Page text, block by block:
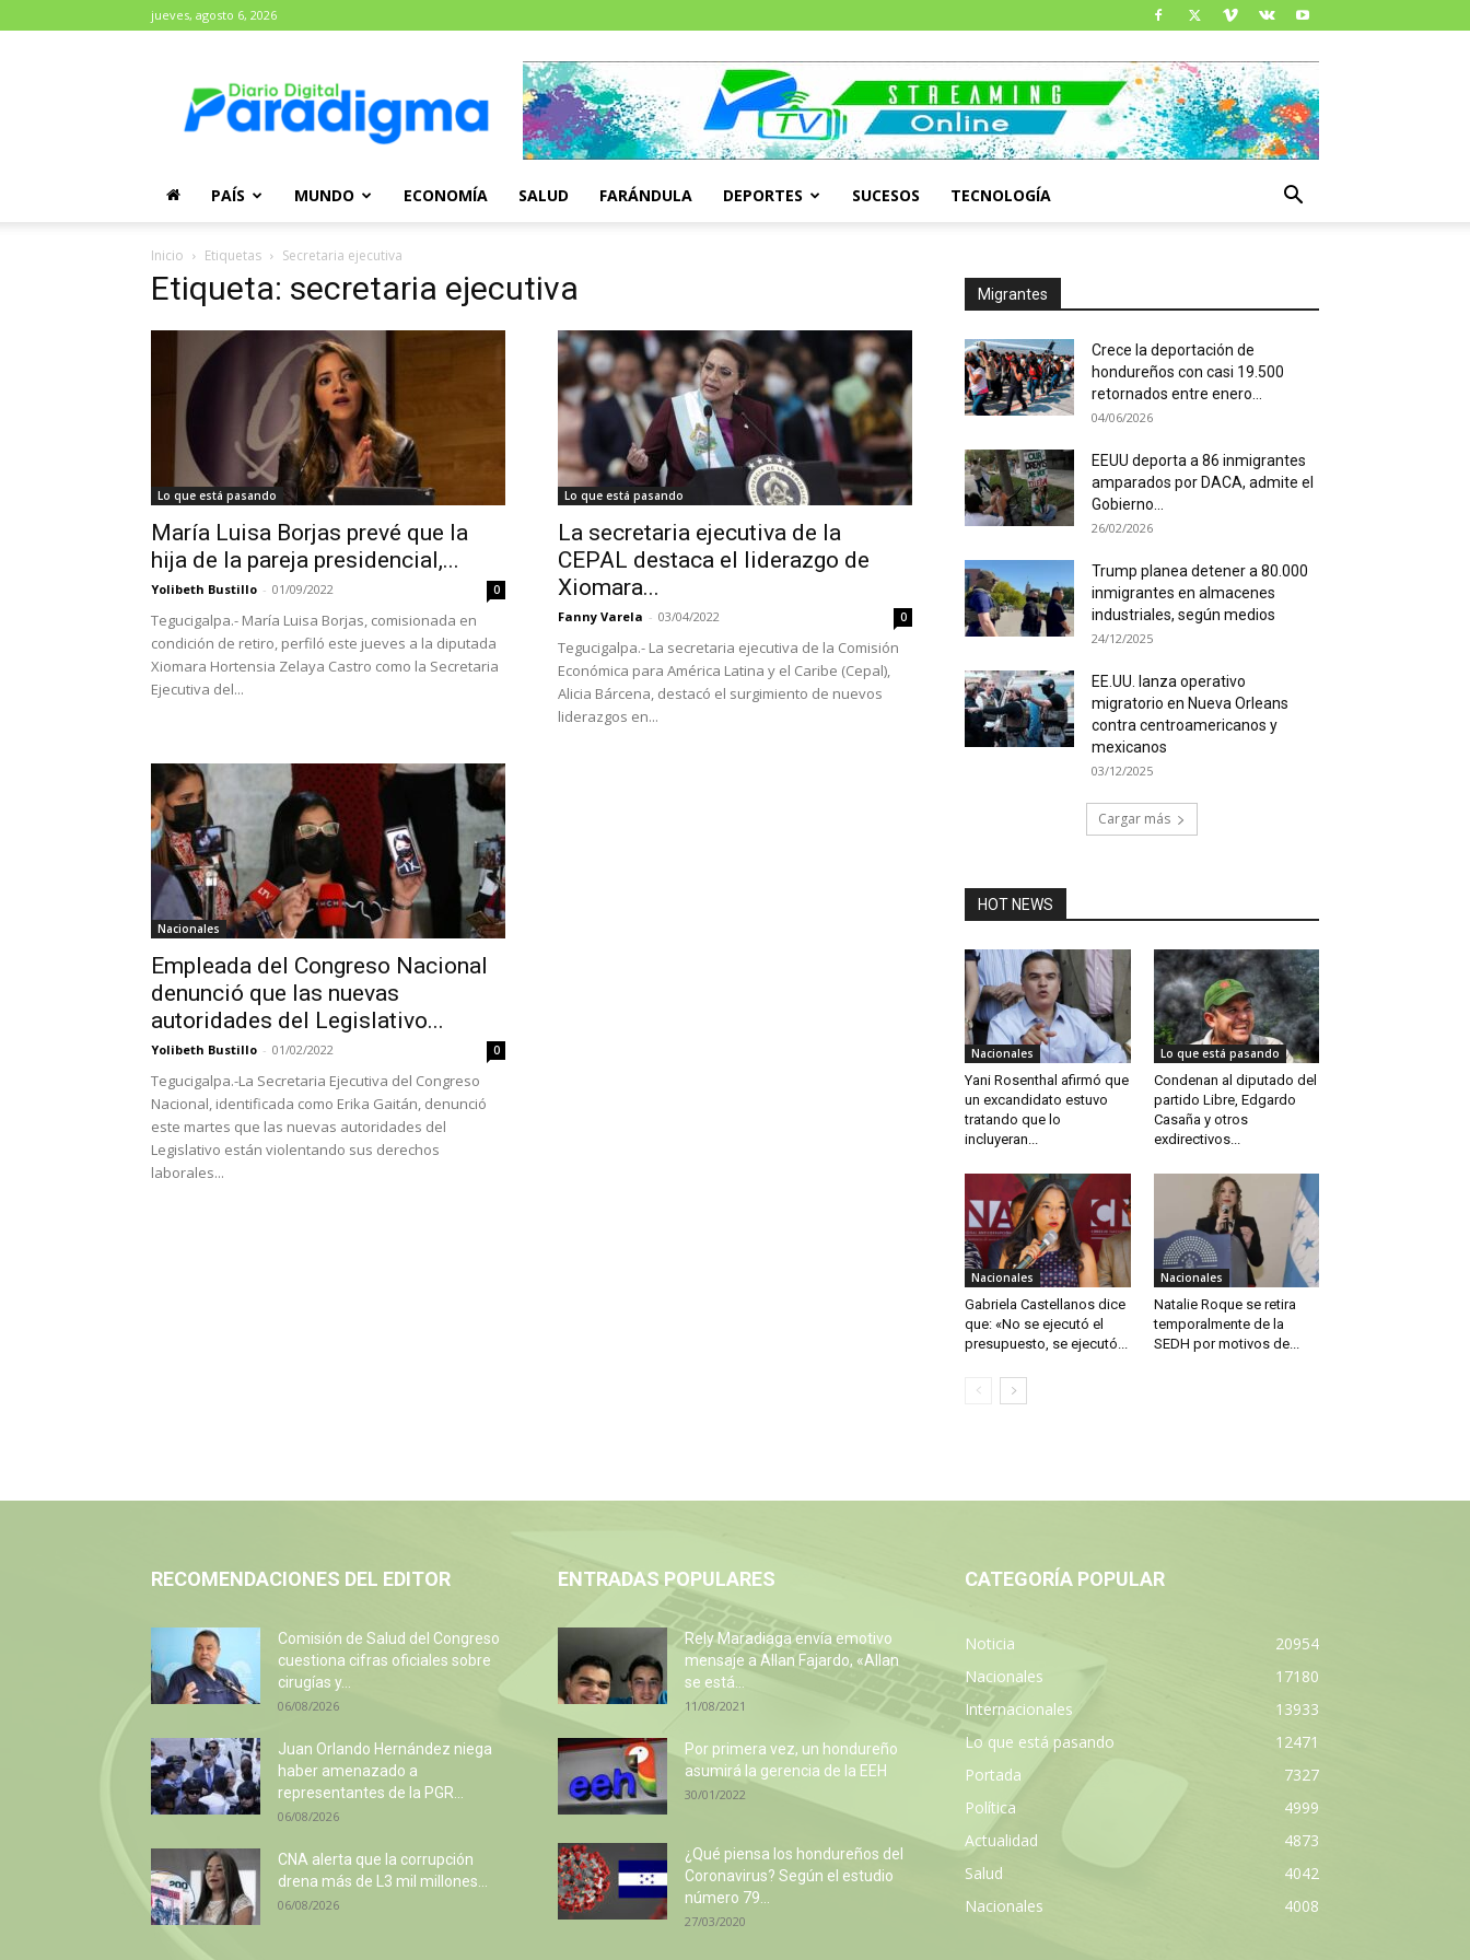
jueves, agosto 6, 2026
Paradigma
PAÍS MUNDO ECONOMÍA SALUD FARÁNDULA DEPORTES SUCESOS TECNOLOGÍA
Inicio Etiquetas Secretaria ejecutiva
Etiqueta: secretaria ejecutiva
Lo que está pasando
María Luisa Borjas prevé que la
hija de la pareja presidencial,...
Yolibeth Bustillo - 01/09/2022 0
Tegucigalpa.- María Luisa Borjas, comisionada en
condición de retiro, perfiló este jueves a la diputada
Xiomara Hortensia Zelaya Castro como la Secretaria
Ejecutiva del...
Lo que está pasando
La secretaria ejecutiva de la
CEPAL destaca el liderazgo de
Xiomara...
Fanny Varela - 03/04/2022 0
Tegucigalpa.- La secretaria ejecutiva de la Comisión
Económica para América Latina y el Caribe (Cepal),
Alicia Bárcena, destacó el surgimiento de nuevos
liderazgos en...
Nacionales
Empleada del Congreso Nacional
denunció que las nuevas
autoridades del Legislativo...
Yolibeth Bustillo - 01/02/2022 0
Tegucigalpa.-La Secretaria Ejecutiva del Congreso
Nacional, identificada como Erika Gaitán, denunció
este martes que las nuevas autoridades del
Legislativo están violentando sus derechos
laborales...
Migrantes
Crece la deportación de
hondureños con casi 19.500
retornados entre enero...
04/06/2026
EEUU deporta a 86 inmigrantes
amparados por DACA, admite el
Gobierno...
26/02/2026
Trump planea detener a 80.000
inmigrantes en almacenes
industriales, según medios
24/12/2025
EE.UU. lanza operativo
migratorio en Nueva Orleans
contra centroamericanos y
mexicanos
03/12/2025
Cargar más
HOT NEWS
Nacionales
Yani Rosenthal afirmó que
un excandidato estuvo
tratando que lo
incluyeran...
Lo que está pasando
Condenan al diputado del
partido Libre, Edgardo
Casaña y otros
exdirectivos...
Nacionales
Gabriela Castellanos dice
que: «No se ejecutó el
presupuesto, se ejecutó...
Nacionales
Natalie Roque se retira
temporalmente de la
SEDH por motivos de...
RECOMENDACIONES DEL EDITOR
Comisión de Salud del Congreso
cuestiona cifras oficiales sobre
cirugías y...
06/08/2026
Juan Orlando Hernández niega
haber amenazado a
representantes de la PGR...
06/08/2026
CNA alerta que la corrupción
drena más de L3 mil millones...
06/08/2026
ENTRADAS POPULARES
Rely Maradiaga envía emotivo
mensaje a Allan Fajardo, «Allan
se está...
11/08/2021
Por primera vez, un hondureño
asumirá la gerencia de la EEH
30/01/2022
¿Qué piensa los hondureños del
Coronavirus? Según el estudio
número 79...
27/03/2020
CATEGORÍA POPULAR
Noticia
20954
Nacionales
17180
Internacionales
13933
Lo que está pasando
12471
Portada
7327
Política
4999
Actualidad
4873
Salud
4042
Nacionales
4008